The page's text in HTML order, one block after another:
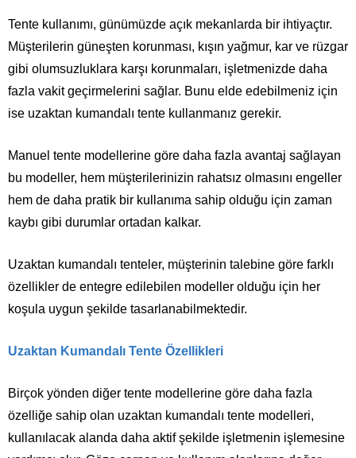
Tente kullanımı, günümüzde açık mekanlarda bir ihtiyaçtır.
Müşterilerin güneşten korunması, kışın yağmur, kar ve rüzgar
gibi olumsuzluklara karşı korunmaları, işletmenizde daha
fazla vakit geçirmelerini sağlar. Bunu elde edebilmeniz için
ise uzaktan kumandalı tente kullanmanız gerekir.
Manuel tente modellerine göre daha fazla avantaj sağlayan
bu modeller, hem müşterilerinizin rahatsız olmasını engeller
hem de daha pratik bir kullanıma sahip olduğu için zaman
kaybı gibi durumlar ortadan kalkar.
Uzaktan kumandalı tenteler, müşterinin talebine göre farklı
özellikler de entegre edilebilen modeller olduğu için her
koşula uygun şekilde tasarlanabilmektedir.
Uzaktan Kumandalı Tente Özellikleri
Birçok yönden diğer tente modellerine göre daha fazla
özelliğe sahip olan uzaktan kumandalı tente modelleri,
kullanılacak alanda daha aktif şekilde işletmenin işlemesine